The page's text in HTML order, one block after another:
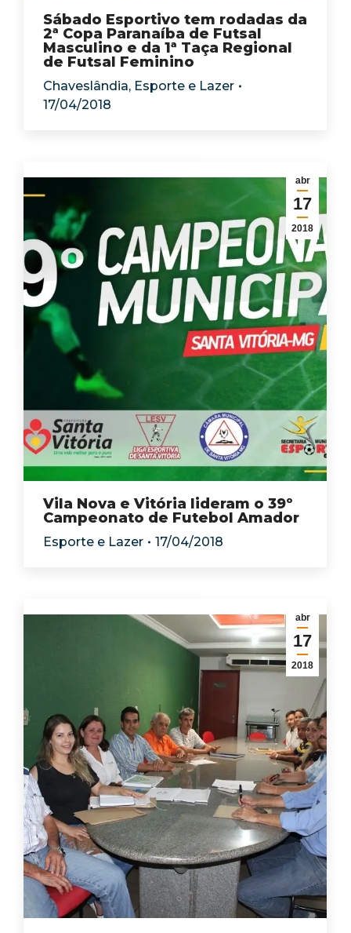
Sábado Esportivo tem rodadas da
2ª Copa Paranaíba de Futsal
Masculino e da 1ª Taça Regional
de Futsal Feminino
Chaveslândia, Esporte e Lazer
17/04/2018
abr
17
2018
Vila Nova e Vitória lideram o 39º
Campeonato de Futebol Amador
Esporte e Lazer 17/04/2018
abr
17
2018